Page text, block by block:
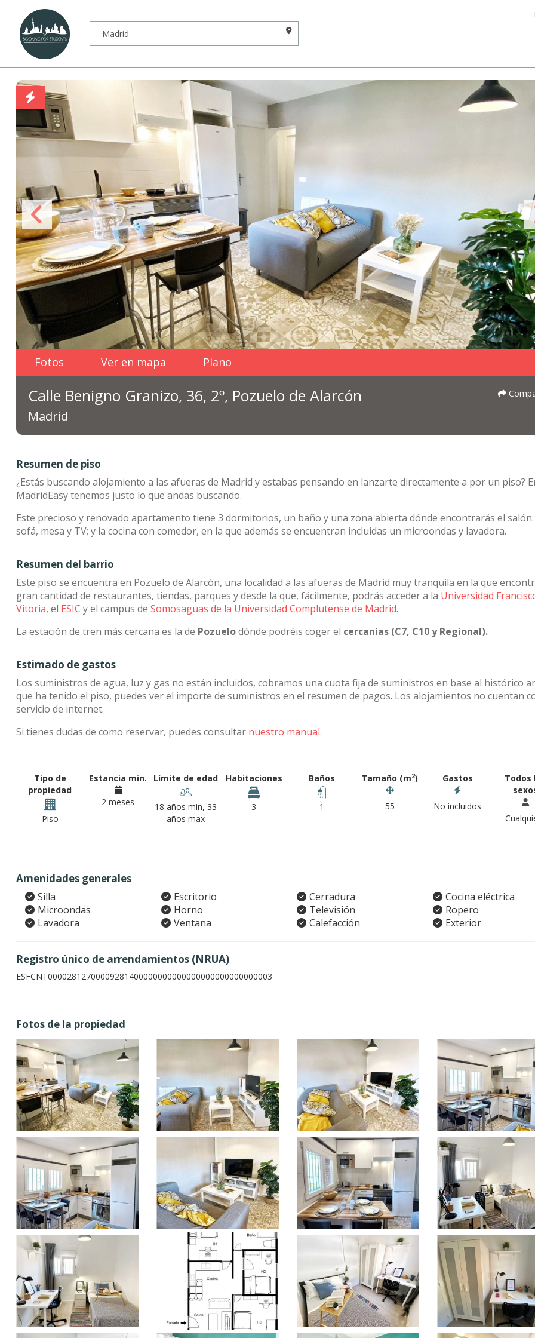
Fotos Ver en mapa Plano
Calle Benigno Granizo, 36, 2º, Pozuelo de Alarcón
Madrid
Resumen de piso
¿Estás buscando alojamiento a las afueras de Madrid y estabas pensando en lanzarte directamente a por un piso?
MadridEasy tenemos justo lo que andas buscando.
Este precioso y renovado apartamento tiene 3 dormitorios, un baño y una zona abierta dónde encontrarás el
sofá, mesa y TV; y la cocina con comedor, en la que además se encuentran incluidas un microondas y lavadora.
Resumen del barrio
Este piso se encuentra en Pozuelo de Alarcón, una localidad a las afueras de Madrid muy tranquila en la que
gran cantidad de restaurantes, tiendas, parques y desde la que, fácilmente, podrás acceder a la Universidad
Vitoria, el ESIC y el campus de Somosaguas de la Universidad Complutense de Madrid.
La estación de tren más cercana es la de Pozuelodónde podréis coger el cercanías (C7, C10 y Regional).
Estimado de gastos
Los suministros de agua, luz y gas no están incluidos, cobramos una cuota fija de suministros en base al histórico
que ha tenido el piso, puedes ver el importe de suministros en el resumen de pagos. Los alojamientos no cuentan
servicio de internet.
Si tienes dudas de como reservar, puedes consultar nuestro manual.
Tipo de
propiedad
Piso
Estancia min.
2 meses
Límite de edad
18 años min, 33
años max
Habitaciones
3
Baños
1
Tamaño (m2)
55
Gastos
No incluidos
Todos
Amenidades generales
Silla Escritorio Cerradura
Cocina eléctrica
Microondas
Horno Televisión
Ropero
Lavadora
Ventana Calefacción Exterior
Registro único de arrendamientos (NRUA)
ESFCNT00002812700009281400000000000000000000000000003
Fotos de la propiedad